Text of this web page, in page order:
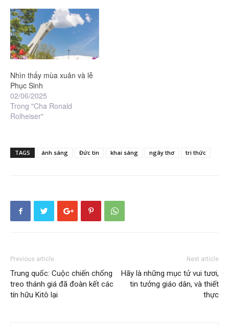
Nhìn thấy mùa xuân và lễ
Phục Sinh
02/06/2025
Trong "Cha Ronald
Rolheiser"
TAGS ánh sáng Đức tin khai sáng ngây thơ tri thức
Previous article
Trung quốc: Cuộc chiến chống
treo thánh giá đã đoàn kết các
tín hữu Kitô lại
Next article
Hãy là những mục tử vui tươi,
tin tưởng giáo dân, và thiết
thực